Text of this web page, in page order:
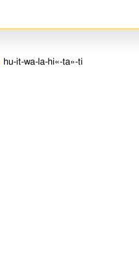
hu-it-wa-la-hi«-ta»-ti